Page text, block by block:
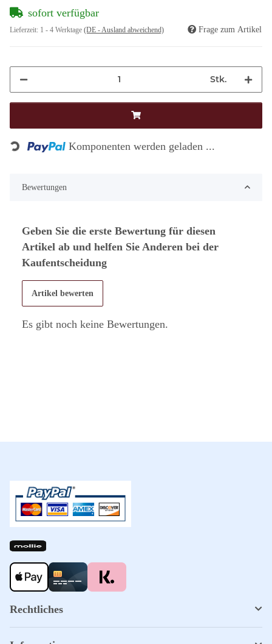
sofort verfügbar
Lieferzeit: 1 - 4 Werktage (DE - Ausland abweichend) Frage zum Artikel
Stk.
Komponenten werden geladen ...
Bewertungen
Geben Sie die erste Bewertung für diesen
Artikel ab und helfen Sie Anderen bei der
Kaufentscheidung
Artikel bewerten
Es gibt noch keine Bewertungen.
Rechtliches